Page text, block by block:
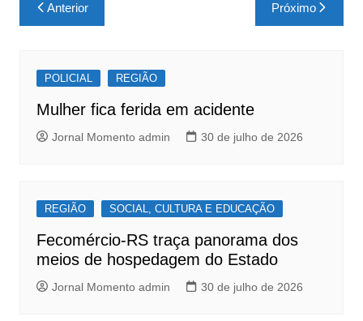
e
o
o
k
s
p
p
de
Anterior Próximo
POLICIAL REGIÃO
Mulher fica ferida em acidente
Jornal Momento admin 30 de julho de 2026
REGIÃO SOCIAL, CULTURA E EDUCAÇÃO
Fecomércio-RS traça panorama dos
meios de hospedagem do Estado
Jornal Momento admin 30 de julho de 2026